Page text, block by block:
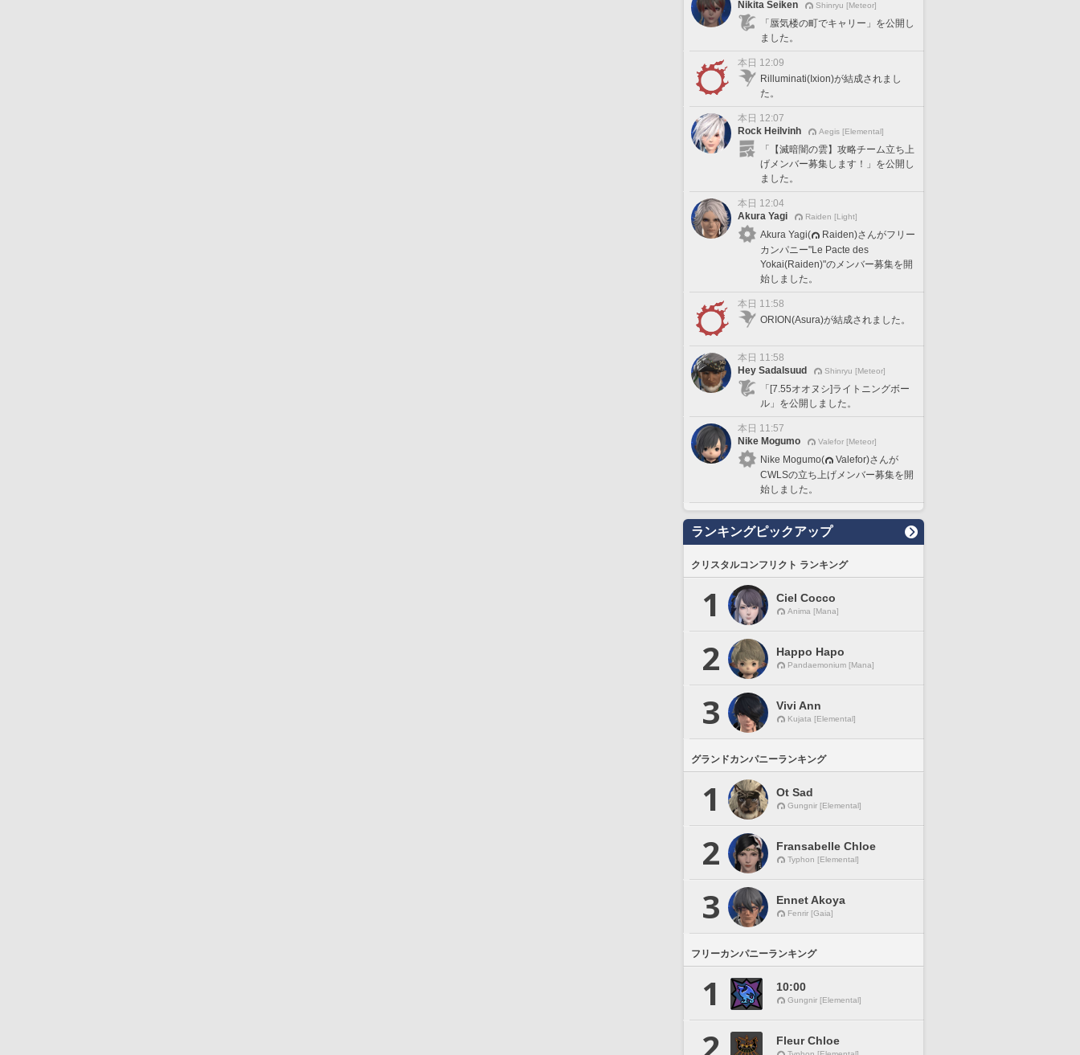
Nikita Seiken
Shinryu [Meteor]
「蜃気楼の町でキャリー」を公開し
ました。
本日 12:09
Rilluminati(Ixion)が結成されまし
た。
本日 12:07
Rock Heilvinh
Aegis [Elemental]
「【滅暗闇の雲】攻略チーム立ち上
げメンバー募集します！」を公開し
ました。
本日 12:04
Akura Yagi
Raiden [Light]
Akura Yagi(
Raiden)さんがフリー
カンパニー"Le Pacte des
Yokai(Raiden)"のメンバー募集を開
始しました。
本日 11:58
ORION(Asura)が結成されました。
本日 11:58
Hey Sadalsuud
Shinryu [Meteor]
「[7.55オオヌシ]ライトニングボー
ル」を公開しました。
本日 11:57
Nike Mogumo
Valefor [Meteor]
Nike Mogumo(
Valefor)さんが
CWLSの立ち上げメンバー募集を開
始しました。
ランキングピックアップ
クリスタルコンフリクト ランキング
1 Ciel Cocco
Anima [Mana]
2 Happo Hapo
Pandaemonium [Mana]
3 Vivi Ann
Kujata [Elemental]
グランドカンパニーランキング
1 Ot Sad
Gungnir [Elemental]
2 Fransabelle Chloe
Typhon [Elemental]
3 Ennet Akoya
Fenrir [Gaia]
フリーカンパニーランキング
1 10:00
Gungnir [Elemental]
Fleur Chloe